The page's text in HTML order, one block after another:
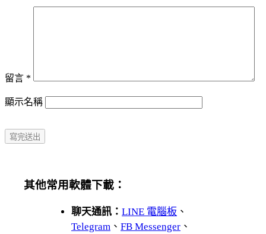
留言 *
顯示名稱
其他常用軟體下載：
聊天通訊： LINE 電腦板 、
Telegram 、 FB Messenger 、